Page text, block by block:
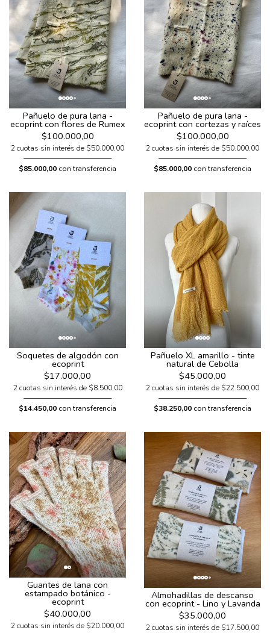
Pañuelo de pura lana -
ecoprint con flores de Rumex
$100.000,00
2 cuotas sin interés de $50.000,00
$85.000,00 con transferencia
Pañuelo de pura lana -
ecoprint con cortezas y raíces
$100.000,00
2 cuotas sin interés de $50.000,00
$85.000,00 con transferencia
Soquetes de algodón con
ecoprint
$17.000,00
2 cuotas sin interés de $8.500,00
$14.450,00 con transferencia
Pañuelo XL amarillo - tinte
natural de Cebolla
$45.000,00
2 cuotas sin interés de $22.500,00
$38.250,00 con transferencia
Guantes de lana con
estampado botánico -
ecoprint
$40.000,00
2 cuotas sin interés de $20.000,00
Almohadillas de descanso
con ecoprint - Lino y Lavanda
$35.000,00
2 cuotas sin interés de $17.500,00